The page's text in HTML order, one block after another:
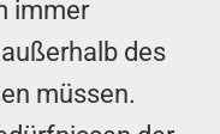
immer
des
müssen.